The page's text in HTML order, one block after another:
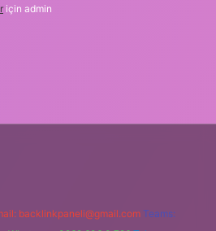
için admin
backlinkpaneli@gmail.com Teams: